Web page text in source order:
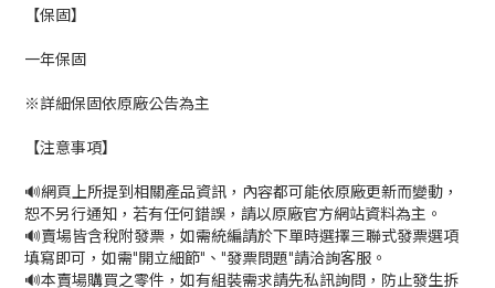
【保固】
一年保固
※詳細保固依原廠公告為主
【注意事項】
🔊網頁上所提到相關產品資訊，內容都可能依原廠更新而變動，
恕不另行通知，若有任何錯誤，請以原廠官方網站資料為主。
🔊賣場皆含稅附發票，如需統編請於下單時選擇三聯式發票選項
填寫即可，如需"開立細節"、"發票問題"請洽詢客服。
🔊本賣場購買之零件，如有組裝需求請先私訊詢問，防止發生拆